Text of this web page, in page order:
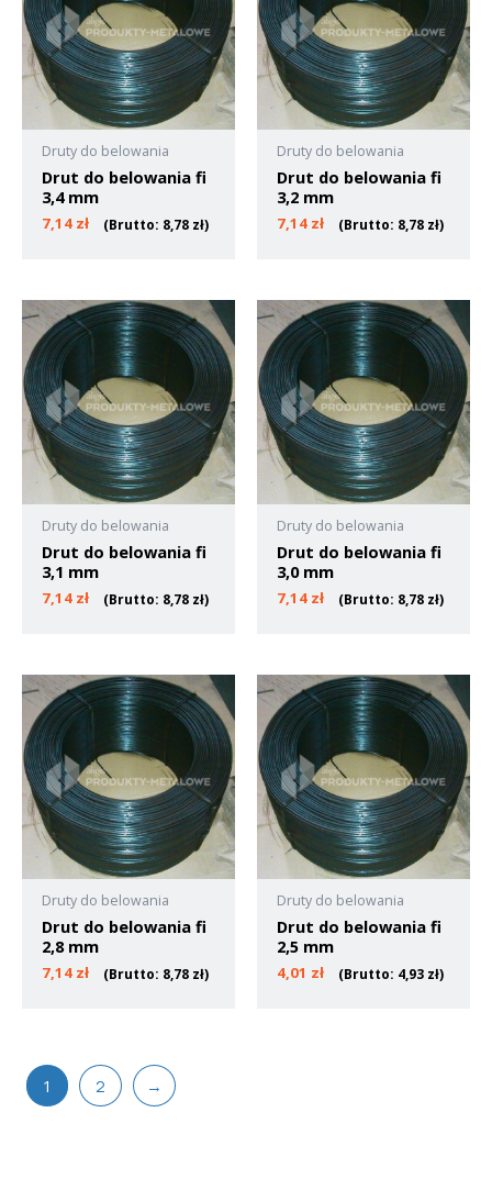
Druty do belowania
Drut do belowania fi
3,4 mm
7,14 zł (Brutto: 8,78 zł)
Druty do belowania
Drut do belowania fi
3,2 mm
7,14 zł (Brutto: 8,78 zł)
Druty do belowania
Drut do belowania fi
3,1 mm
7,14 zł (Brutto: 8,78 zł)
Druty do belowania
Drut do belowania fi
3,0 mm
7,14 zł (Brutto: 8,78 zł)
Druty do belowania
Drut do belowania fi
2,8 mm
7,14 zł (Brutto: 8,78 zł)
Druty do belowania
Drut do belowania fi
2,5 mm
4,01 zł (Brutto: 4,93 zł)
1 2 →